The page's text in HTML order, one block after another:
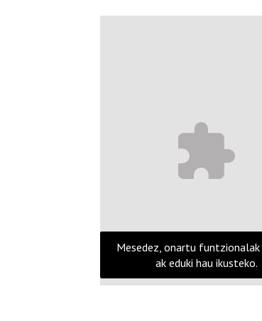
Mesedez, onartu funtzionalak
ak eduki hau ikusteko.